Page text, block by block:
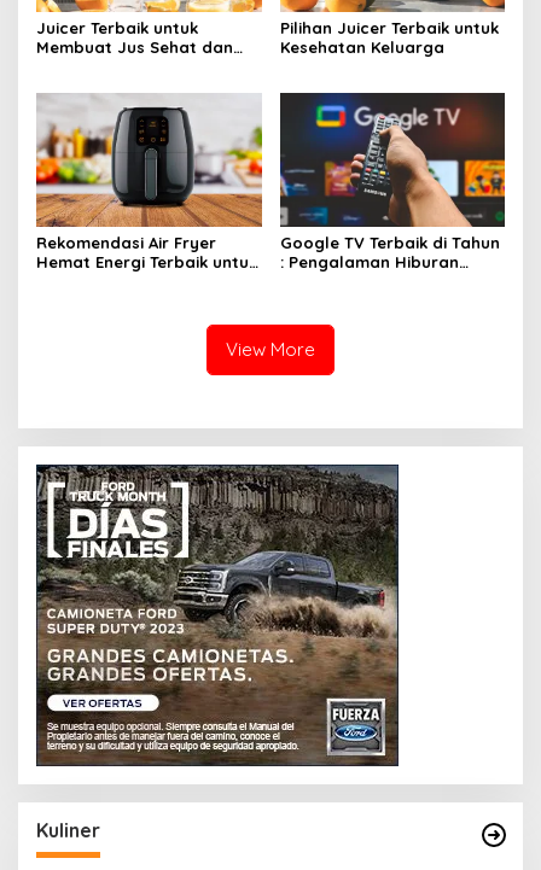
Juicer Terbaik untuk
Membuat Jus Sehat dan
Pilihan Juicer Terbaik untuk
Kesehatan Keluarga
Rekomendasi Air Fryer
Hemat Energi Terbaik untuk
Google TV Terbaik di Tahun
: Pengalaman Hiburan
View More
Kuliner